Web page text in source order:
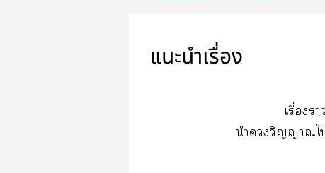
แนะนำเรื่อง
เรื่อง
นำวิญญาณไ